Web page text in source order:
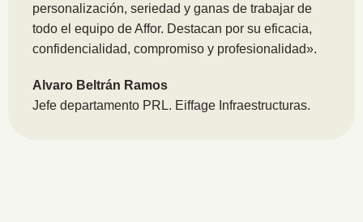
personalización, seriedad y ganas de trabajar de
todo el equipo de Affor. Destacan por su eficacia,
confidencialidad, compromiso y profesionalidad».
Alvaro Beltrán Ramos
Jefe departamento PRL. Eiffage Infraestructuras.